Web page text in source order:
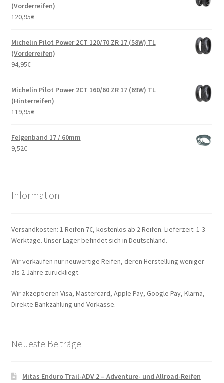
(Vorderreifen)
120,95€
Michelin Pilot Power 2CT 120/70 ZR 17 (58W) TL
(Vorderreifen)
94,95€
Michelin Pilot Power 2CT 160/60 ZR 17 (69W) TL
(Hinterreifen)
119,95€
Felgenband 17 / 60mm
9,52€
Information
Versandkosten: 1 Reifen 7€, kostenlos ab 2 Reifen. Lieferzeit: 1-3
Werktage. Unser Lager befindet sich in Deutschland.
Wir verkaufen nur neuwertige Reifen, deren Herstellung weniger
als 2 Jahre zurückliegt.
Wir akzeptieren Visa, Mastercard, Apple Pay, Google Pay, Klarna,
Direkte Bankzahlung und Vorkasse.
Neueste Beiträge
Mitas Enduro Trail-ADV 2 – Adventure- und Allroad-Reifen